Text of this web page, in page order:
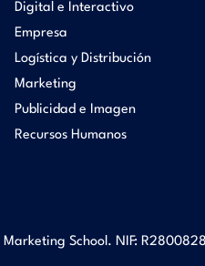
Digital e Interactivo
Empresa
Logística y Distribución
Marketing
Publicidad e Imagen
Recursos Humanos
School. NIF: